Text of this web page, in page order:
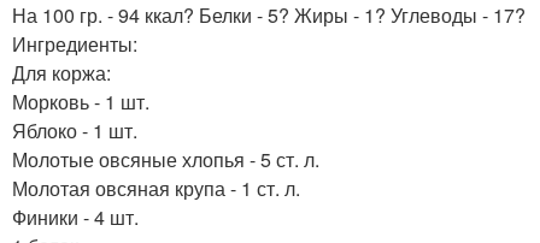
На 100 гр. - 94 ккал? Белки - 5? Жиры - 1? Углеводы - 17?
Ингредиенты:
Для коржа:
Морковь - 1 шт.
Яблоко - 1 шт.
Молотые овсяные хлопья - 5 ст. л.
Молотая овсяная крупа - 1 ст. л.
Финики - 4 шт.